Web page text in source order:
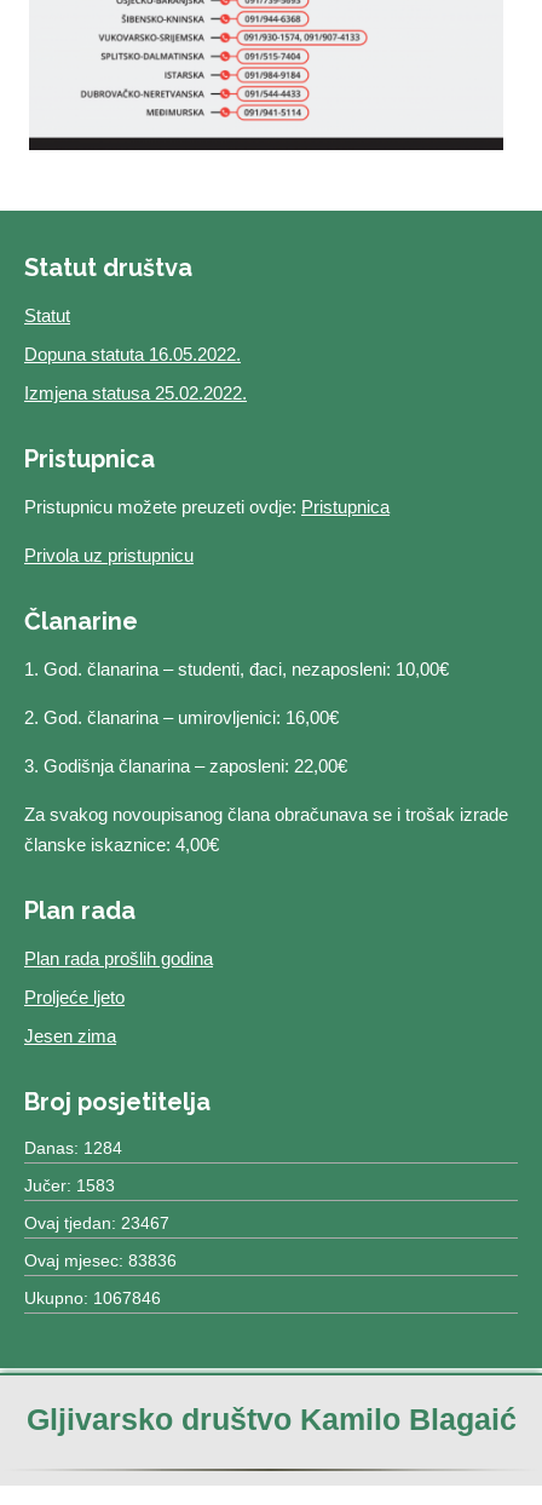
Statut društva
Statut
Dopuna statuta 16.05.2022.
Izmjena statusa 25.02.2022.
Pristupnica
Pristupnicu možete preuzeti ovdje: Pristupnica
Privola uz pristupnicu
Članarine
1. God. članarina – studenti, đaci, nezaposleni: 10,00€
2. God. članarina – umirovljenici: 16,00€
3. Godišnja članarina – zaposleni: 22,00€
Za svakog novoupisanog člana obračunava se i trošak izrade
članske iskaznice: 4,00€
Plan rada
Plan rada prošlih godina
Proljeće ljeto
Jesen zima
Broj posjetitelja
Danas: 1284
Jučer: 1583
Ovaj tjedan: 23467
Ovaj mjesec: 83836
Ukupno: 1067846
Gljivarsko društvo Kamilo Blagaić